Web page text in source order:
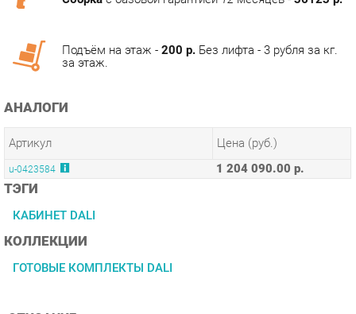
АНАЛОГИ
Артикул
u-0423584 1 204 090.00 р.
ТЭГИ
КАБИНЕТ DALI
КОЛЛЕКЦИИ
ГОТОВЫЕ КОМПЛЕКТЫ DALI
ОПИСАНИЕ